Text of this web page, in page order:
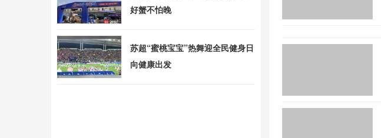
好蟹不怕晚
苏超“蜜桃宝宝”热舞迎全民健身日
向健康出发